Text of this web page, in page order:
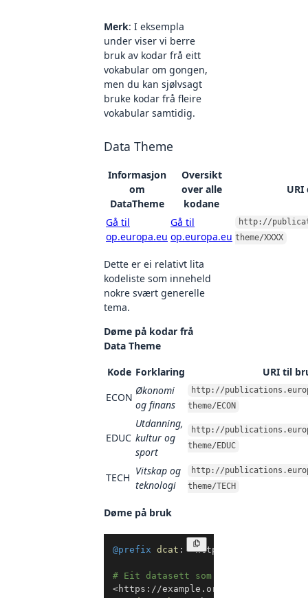
Merk: I eksempla
under viser vi berre
bruk av kodar frå eitt
vokabular om gongen,
men du kan sjølvsagt
bruke kodar frå fleire
vokabular samtidig.
Data Theme
Informasjon
om
DataTheme
Oversikt
over alle
kodane
Gå til
op.europa.eu
Gå til
op.europa.eu
http://
theme/XXXX
Dette er ei relativt lita
kodeliste som inneheld
nokre svært generelle
tema.
Døme på kodar frå
Data Theme
Kode Forklaring
URI til
ECON
Økonomi
og finans
http://
theme/ECON
EDUC
Utdanning,
kultur og
sport
http://
theme/EDUC
TECH
Vitskap og
teknologi
http://
theme/TECH
Døme på bruk
@prefix dcat : <http://www.w3.org/
# Eit datasett som handlar om
<https://example.org/datasett1